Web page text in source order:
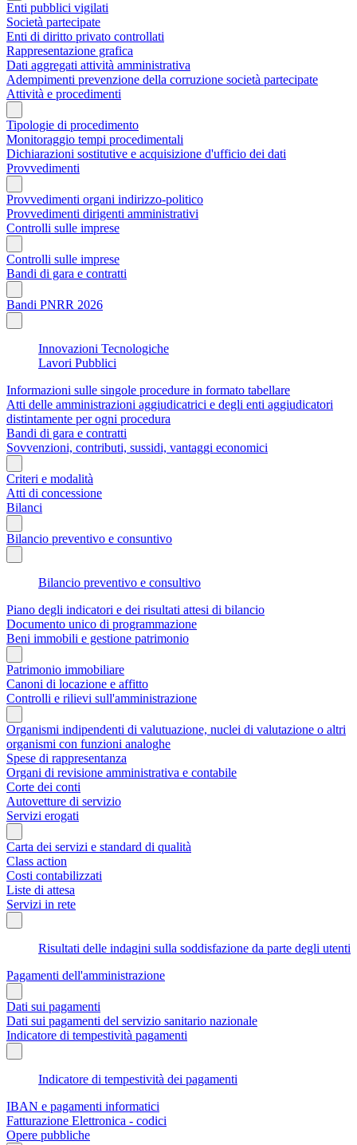
Enti pubblici vigilati
Società partecipate
Enti di diritto privato controllati
Rappresentazione grafica
Dati aggregati attività amministrativa
Adempimenti prevenzione della corruzione società partecipate
Attività e procedimenti
Tipologie di procedimento
Monitoraggio tempi procedimentali
Dichiarazioni sostitutive e acquisizione d'ufficio dei dati
Provvedimenti
Provvedimenti organi indirizzo-politico
Provvedimenti dirigenti amministrativi
Controlli sulle imprese
Controlli sulle imprese
Bandi di gara e contratti
Bandi PNRR 2026
Innovazioni Tecnologiche
Lavori Pubblici
Informazioni sulle singole procedure in formato tabellare
Atti delle amministrazioni aggiudicatrici e degli enti aggiudicatori
distintamente per ogni procedura
Bandi di gara e contratti
Sovvenzioni, contributi, sussidi, vantaggi economici
Criteri e modalità
Atti di concessione
Bilanci
Bilancio preventivo e consuntivo
Bilancio preventivo e consultivo
Piano degli indicatori e dei risultati attesi di bilancio
Documento unico di programmazione
Beni immobili e gestione patrimonio
Patrimonio immobiliare
Canoni di locazione e affitto
Controlli e rilievi sull'amministrazione
Organismi indipendenti di valutuazione, nuclei di valutazione o altri
organismi con funzioni analoghe
Spese di rappresentanza
Organi di revisione amministrativa e contabile
Corte dei conti
Autovetture di servizio
Servizi erogati
Carta dei servizi e standard di qualità
Class action
Costi contabilizzati
Liste di attesa
Servizi in rete
Risultati delle indagini sulla soddisfazione da parte degli utenti
Pagamenti dell'amministrazione
Dati sui pagamenti
Dati sui pagamenti del servizio sanitario nazionale
Indicatore di tempestività pagamenti
Indicatore di tempestività dei pagamenti
IBAN e pagamenti informatici
Fatturazione Elettronica - codici
Opere pubbliche